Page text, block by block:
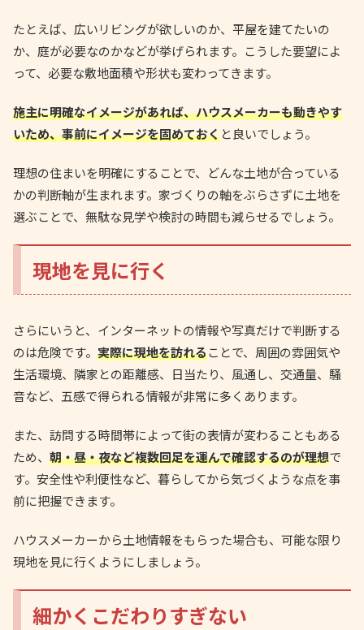
たとえば、広いリビングが欲しいのか、平屋を建てたいの
か、庭が必要なのかなどが挙げられます。こうした要望によ
って、必要な敷地面積や形状も変わってきます。
施主に明確なイメージがあれば、ハウスメーカーも動きやす
いため、事前にイメージを固めておくと良いでしょう。
理想の住まいを明確にすることで、どんな土地が合っている
かの判断軸が生まれます。家づくりの軸をぶらさずに土地を
選ぶことで、無駄な見学や検討の時間も減らせるでしょう。
現地を見に行く
さらにいうと、インターネットの情報や写真だけで判断する
のは危険です。 実際に現地を訪れることで、周囲の雰囲気や
生活環境、隣家との距離感、日当たり、風通し、交通量、騒
音など、五感で得られる情報が非常に多くあります。
また、訪問する時間帯によって街の表情が変わることもある
ため、 朝・昼・夜など複数回足を運んで確認するのが理想で
す。安全性や利便性など、暮らしてから気づくような点を事
前に把握できます。
ハウスメーカーから土地情報をもらった場合も、可能な限り
現地を見に行くようにしましょう。
細かくこだわりすぎない